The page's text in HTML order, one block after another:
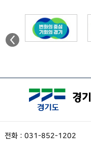
전화 : 031-852-1202